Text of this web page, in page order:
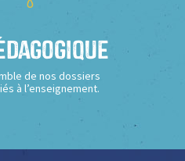
de nos dossiers
à l’enseignement.